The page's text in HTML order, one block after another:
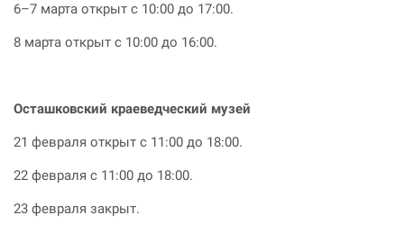
6–7 марта открыт с 10:00 до 17:00.
8 марта открыт с 10:00 до 16:00.
Осташковский краеведческий музей
21 февраля открыт с 11:00 до 18:00.
22 февраля с 11:00 до 18:00.
23 февраля закрыт.